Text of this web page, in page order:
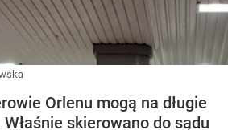
Orlenu mogą na długie
skierowano do sądu